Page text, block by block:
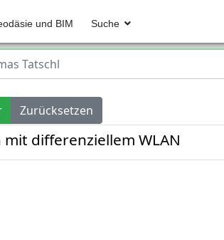
und BIM Suche
Tatschl
Zurücksetzen
differenziellem WLAN